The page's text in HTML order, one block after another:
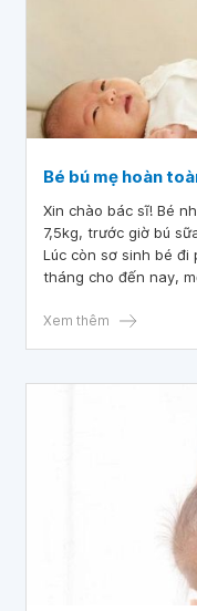
Bé bú mẹ hoàn
Xin chào bác sĩ! Bé
7,5kg, trước giờ bú
Lúc còn sơ sinh bé đi
tháng cho đến nay,
chuyển màu xanh rồi
nhà được 4 tháng
hoang mang và lo
Xem thêm